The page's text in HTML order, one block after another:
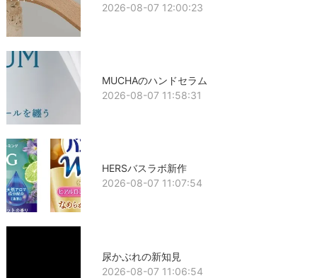
2026-08-07 12:00:23
MUCHAのハンドセラム
2026-08-07 11:58:31
HERSバスラボ新作
2026-08-07 11:07:54
尿かぶれの新知見
2026-08-07 11:06:54